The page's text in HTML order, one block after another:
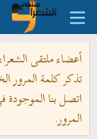
أعضاء ملتقى
تذكر كلمة المرور
اتصل بنا الموجودة
المرور.